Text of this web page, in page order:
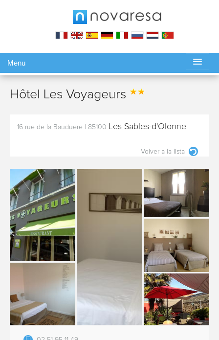
Menu
Hôtel Les Voyageurs
16 rue de la Bauduere 85100 Les Sables-d'Olonne
Volver a la lista